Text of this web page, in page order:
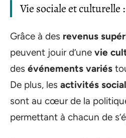
Vie sociale et culturelle :
Grâce à des revenus
peuvent jouir d’une vie
des événements variés
De plus, les activités
sont au cœur de la
permettant à chacun de